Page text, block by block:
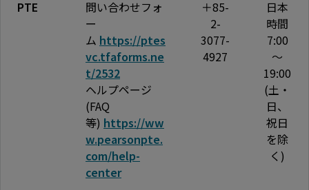
PTE
問い合わせフォ
ー
ム https://ptes
vc.tfaforms.ne
t/2532
ヘルプページ
(FAQ
等) https://ww
w.pearsonpte.
com/help-
center
＋85-
2-
3077-
4927
日本
時間
7:00
～
19:00
(土・
日、
祝日
を除
く)